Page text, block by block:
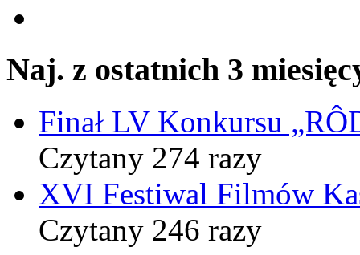
Naj. z ostatnich 3
Finał LV Konkursu
Czytany 274 razy
XVI Festiwal Filmów
Czytany 246 razy